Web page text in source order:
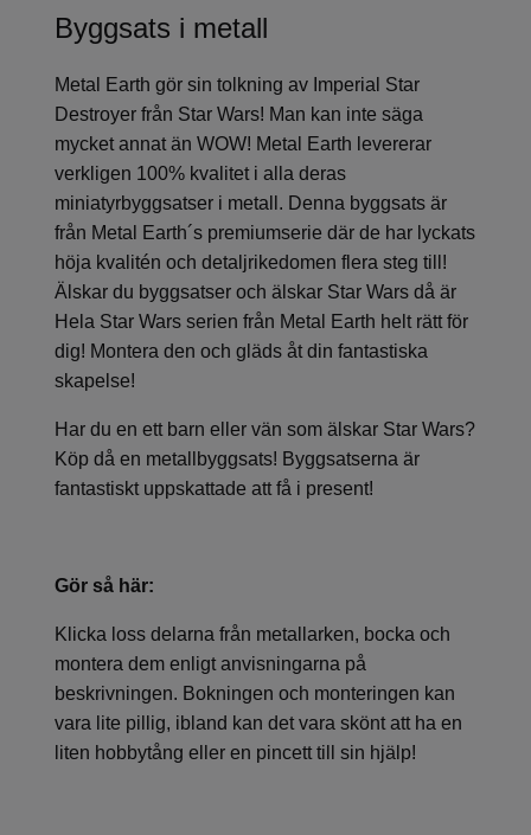
Byggsats i metall
Metal Earth gör sin tolkning av Imperial Star
Destroyer från Star Wars! Man kan inte säga
mycket annat än WOW! Metal Earth levererar
verkligen 100% kvalitet i alla deras
miniatyrbyggsatser i metall. Denna byggsats är
från Metal Earth´s premiumserie där de har lyckats
höja kvalitén och detaljrikedomen flera steg till!
Älskar du byggsatser och älskar Star Wars då är
Hela Star Wars serien från Metal Earth helt rätt för
dig! Montera den och gläds åt din fantastiska
skapelse!
Har du en ett barn eller vän som älskar Star Wars?
Köp då en metallbyggsats! Byggsatserna är
fantastiskt uppskattade att få i present!
Gör så här:
Klicka loss delarna från metallarken, bocka och
montera dem enligt anvisningarna på
beskrivningen. Bokningen och monteringen kan
vara lite pillig, ibland kan det vara skönt att ha en
liten hobbytång eller en pincett till sin hjälp!